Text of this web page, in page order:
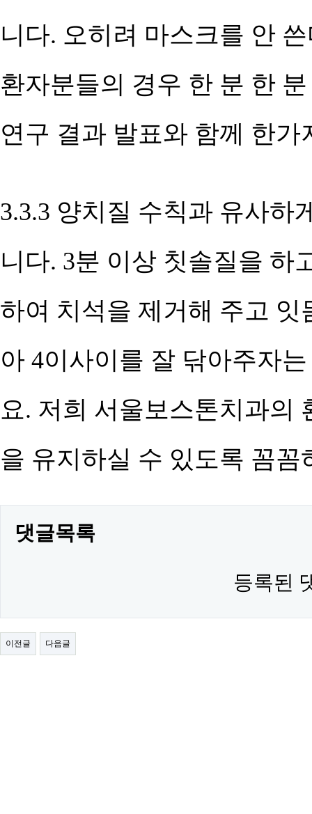
니다. 오히려 마스크를 안
환자분들의 경우 한 분 한
연구 결과 발표와 함께 한
3.3.3 양치질 수칙과 유사하
니다. 3분 이상 칫솔질을 하
하여 치석을 제거해 주고
아 4이사이를 잘 닦아주자
요. 저희 서울보스톤치과의
을 유지하실 수 있도록 꼼
댓글목록
등록된
이전글 다음글